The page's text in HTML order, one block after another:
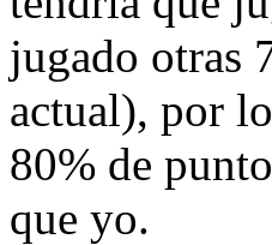
jugado otras
actual), por
80% de
que yo.